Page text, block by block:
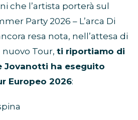
che l’artista porterà sul
Party 2026 – L’arca Di
resa nota, nell’attesa di
Tour, ti riportiamo di
Jovanotti ha eseguito
Europeo 2026: